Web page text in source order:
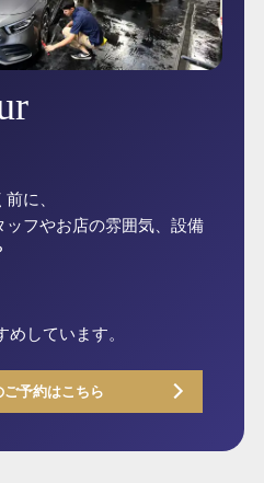
に、
フやお店の雰囲気、設備
めしています。
予約はこちら